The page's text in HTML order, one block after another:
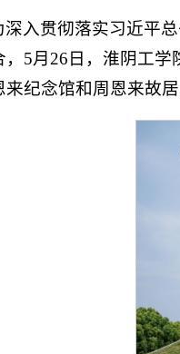
深入贯彻落实习近平
，5月26日，淮阴工
来纪念馆和周恩来故